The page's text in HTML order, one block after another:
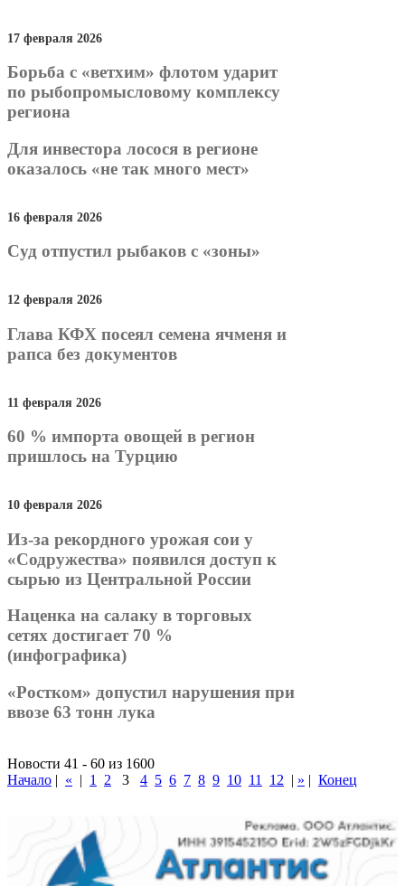
17 февраля 2026
Борьба с «ветхим» флотом ударит
по рыбопромысловому комплексу
региона
Для инвестора лосося в регионе
оказалось «не так много мест»
16 февраля 2026
Суд отпустил рыбаков с «зоны»
12 февраля 2026
Глава КФХ посеял семена ячменя и
рапса без документов
11 февраля 2026
60 % импорта овощей в регион
пришлось на Турцию
10 февраля 2026
Из-за рекордного урожая сои у
«Содружества» появился доступ к
сырью из Центральной России
Наценка на салаку в торговых
сетях достигает 70 %
(инфографика)
«Ростком» допустил нарушения при
ввозе 63 тонн лука
Новости 41 - 60 из 1600
Начало | « | 1 2 3 4 5 6 7 8 9 10 11 12 | » | Конец